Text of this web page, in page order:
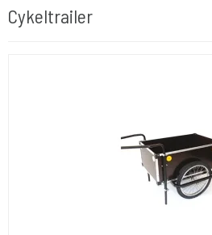
Cykeltrailer